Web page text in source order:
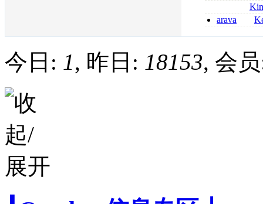
métronidazole
2026
coumadin
arava
今日: 1, 昨日: 18153, 会